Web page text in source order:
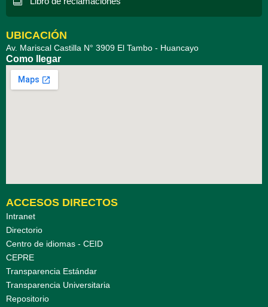
b
o
k
t
e
u
b
UBICACIÓN
Av. Mariscal Castilla N° 3909 El Tambo - Huancayo
Como llegar
ACCESOS DIRECTOS
Intranet
Directorio
Centro de idiomas - CEID
CEPRE
Transparencia Estándar
Transparencia Universitaria
Repositorio